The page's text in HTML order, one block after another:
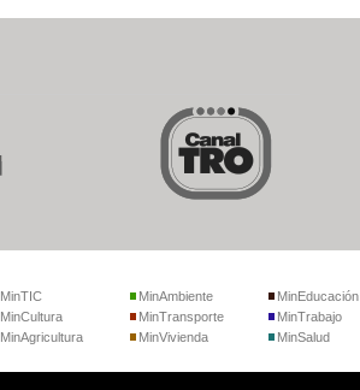
MinTIC
MinCultura
MinAgricultura
MinAmbiente
MinTransporte
MinVivienda
MinEducación
MinTrabajo
MinSalud